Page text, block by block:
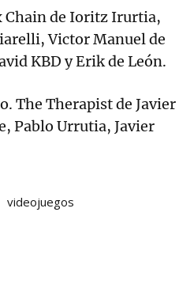
Chain de Ioritz Irurtia,
Victor Manuel de
KBD y Erik de León.
The Therapist de Javier
Pablo Urrutia, Javier
videojuegos